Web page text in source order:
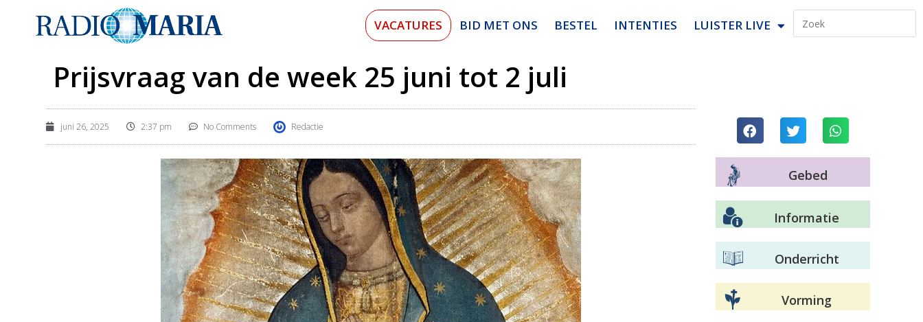
VACATURES BID MET ONS BESTEL INTENTIES LUISTER LIVE
Prijsvraag van de week 25 juni tot 2 juli
juni 26, 2025 2:37 pm No Comments Redactie
Gebed
Informatie
Onderricht
Vorming